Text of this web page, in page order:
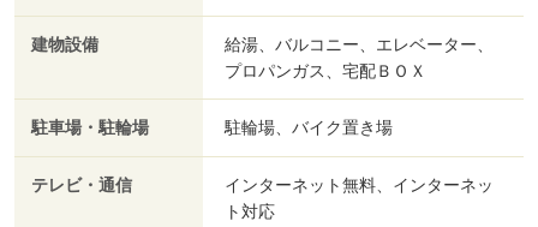
建物設備
給湯、バルコニー、エレベーター、
プロパンガス、宅配ＢＯＸ
駐車場・駐輪場 駐輪場、バイク置き場
テレビ・通信
インターネット無料、インターネッ
ト対応